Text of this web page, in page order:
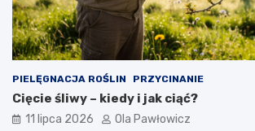
PIELĘGNACJA ROŚLIN PRZYCINANIE
Cięcie śliwy – kiedy i jak ciąć?
11 lipca 2026 Ola Pawłowicz